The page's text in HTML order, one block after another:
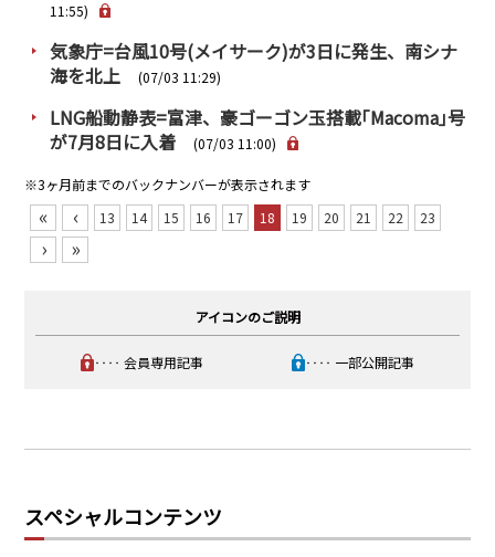
11:55)
気象庁=台風10号(メイサーク)が3日に発生、南シナ
海を北上
(07/03 11:29)
LNG船動静表=富津、豪ゴーゴン玉搭載｢Macoma｣号
が7月8日に入着
(07/03 11:00)
※3ヶ月前までのバックナンバーが表示されます
« ‹ 13 14 15 16 17 18 19 20 21 22 23
› »
アイコンのご説明
‥‥ 会員専用記事 ‥‥ 一部公開記事
スペシャルコンテンツ